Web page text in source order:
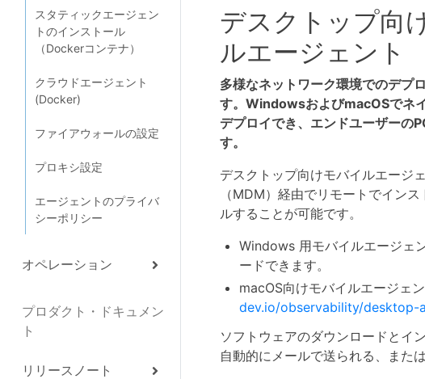
スタティックエージェン
トのインストール
（Dockerコンテナ）
クラウドエージェント
(Docker)
ファイアウォールの設定
プロキシ設定
エージェントのプライバ
シーポリシー
オペレーション
プロダクト・ドキュメン
ト
リリースノート
デスクトップ向
ルエージェント
多様なネットワーク環境でのデプ
す。WindowsおよびmacOSでネ
デプロイでき、エンドユーザーの
す。
デスクトップ向けモバイルエージ
（MDM）経由でリモートでイン
ルすることが可能です。
Windows 用モバイルエージェ
ードできます。
macOS向けモバイルエージェ
dev.io/observability/desktop-
ソフトウェアのダウンロードとイ
自動的にメールで送られる、また